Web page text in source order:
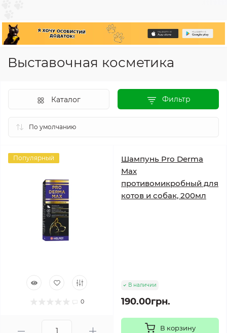
Выставочная косметика
Фильтр
Каталог
Популярный
0
Шампунь Pro Derma
Мах
противомикробный для
котов и собак, 200мл
В наличии
190.00грн.
В корзину